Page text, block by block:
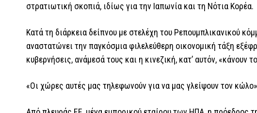
στρατιωτική σκοπιά, ιδίως για την Ιαπωνία και τη Νότια Κορέα.
Κατά τη διάρκεια δείπνου με στελέχη του Ρεπουμπλικανικού
αναστατώνει την παγκόσμια φιλελεύθερη οικονομική τάξη
κυβερνήσεις, ανάμεσά τους και η κινεζική, κατ’ αυτόν, «κάνουν
«Οι χώρες αυτές μας τηλεφωνούν για να μας γλείψουν τον